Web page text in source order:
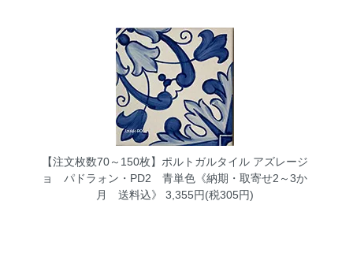
【注文枚数70～150枚】ポルトガルタイル アズレージ
ョ パドラォン・PD2 青単色《納期・取寄せ2～3か
月 送料込》
3,355円(税305円)